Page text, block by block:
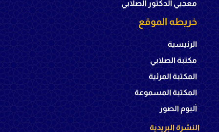
معجبي الدكتور الصلابي
خريطه الموقع
الرئيسية
مكتبة الصلابي
المكتبة المرئية
المكتبة المسموعة
ألبوم الصور
النشرة البريدية